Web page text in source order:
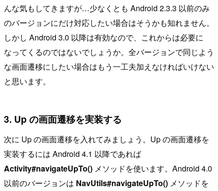
んな気もしてきますが…少なくとも Android 2.3.3 以前のみ
のバージョンにだけ対応したい場合はそうかも知れません。
しかし Android 3.0 以降は有効なので、これからは必要に
なってくるのではないでしょうか。全バージョンで同じよう
な画面遷移にしたい場合はもう一工夫加えなければいけない
と思います。
3. Up の画面遷移を実装する
次に Up の画面遷移を入れてみましょう。Up の画面遷移を
実装するには Android 4.1 以降であれば
Activity#navigateUpTo() メソッドを使います。Android 4.0
以前のバージョンは NavUtils#navigateUpTo() メソッドを